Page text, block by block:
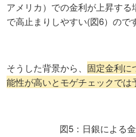
アメリカ）での金利が上昇す
で高止まりしやすい(図6）のです
そうした背景から、 固定金利に
能性が高いとモゲチェックでは
図5：日銀による